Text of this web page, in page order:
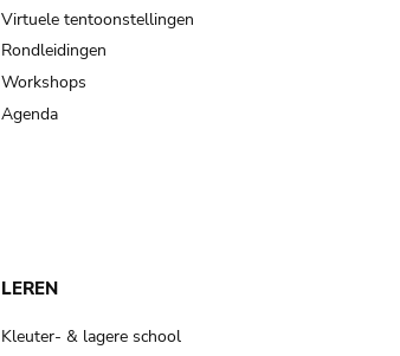
Virtuele tentoonstellingen
Rondleidingen
Workshops
Agenda
LEREN
Kleuter- & lagere school